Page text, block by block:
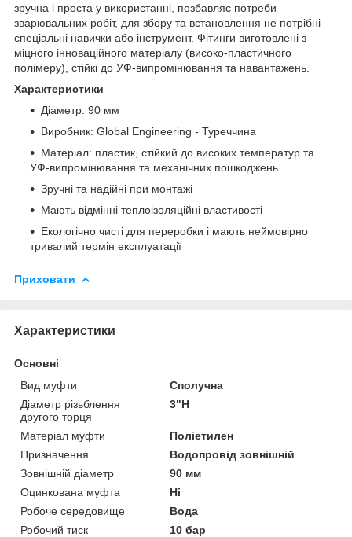
зручна і проста у використанні, позбавляє потреби
зварювальних робіт, для збору та встановлення не потрібні
спеціальні навички або інструмент. Фітинги виготовлені з
міцного інноваційного матеріалу (високо-пластичного
полімеру), стійкі до УФ-випромінювання та навантажень.
Характеристики
Діаметр: 90 мм
Виробник: Global Engineering - Туреччина
Матеріал: пластик, стійкий до високих температур та
УФ-випромінювання та механічних пошкоджень
Зручні та надійні при монтажі
Мають відмінні теплоізоляційні властивості
Екологічно чисті для переробки і мають неймовірно
тривалий термін експлуатації
Приховати
Характеристики
Основні
Вид муфти
Сполучна
Діаметр різьблення
другого торця
3"Н
Матеріал муфти
Поліетилен
Призначення
Водопровід зовнішній
Зовнішній діаметр
90 мм
Оцинкована муфта
Ні
Робоче середовище
Вода
Робочий тиск
10 бар